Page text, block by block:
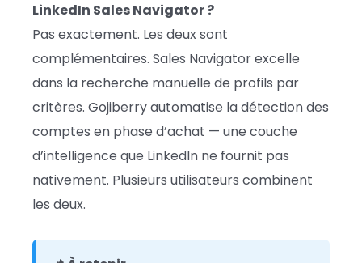
LinkedIn Sales Navigator ?
Pas exactement. Les deux sont
complémentaires. Sales Navigator excelle
dans la recherche manuelle de profils par
critères. Gojiberry automatise la détection des
comptes en phase d’achat — une couche
d’intelligence que LinkedIn ne fournit pas
nativement. Plusieurs utilisateurs combinent
les deux.